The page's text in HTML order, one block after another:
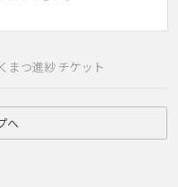
まつ進紗 チケット
へ